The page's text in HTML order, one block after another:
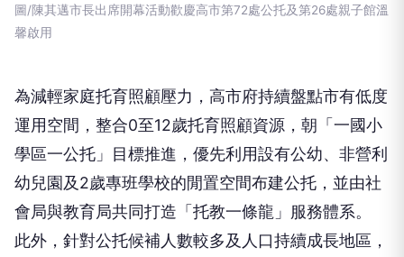
圖/陳其邁市長出席開幕活動歡慶高市第72處公托及第26處親子館溫
馨啟用
為減輕家庭托育照顧壓力，高市府持續盤點市有低度
運用空間，整合0至12歲托育照顧資源，朝「一國小
學區一公托」目標推進，優先利用設有公幼、非營利
幼兒園及2歲專班學校的閒置空間布建公托，並由社
會局與教育局共同打造「托教一條龍」服務體系。
此外，針對公托候補人數較多及人口持續成長地區，